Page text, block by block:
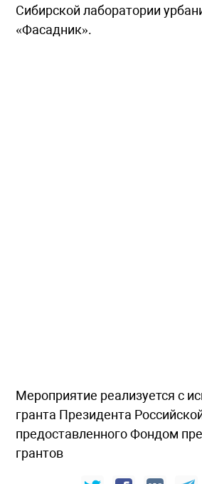
Сибирской лаборатории
«Фасадник».
Мероприятие реализуется с
гранта Президента
предоставленного Фондом
грантов